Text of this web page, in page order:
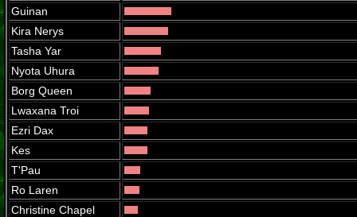
Guinan
Kira Nerys
Tasha Yar
Nyota Uhura
Borg Queen
Lwaxana Troi
Ezri Dax
Kes
T'Pau
Ro Laren
Christine Chapel